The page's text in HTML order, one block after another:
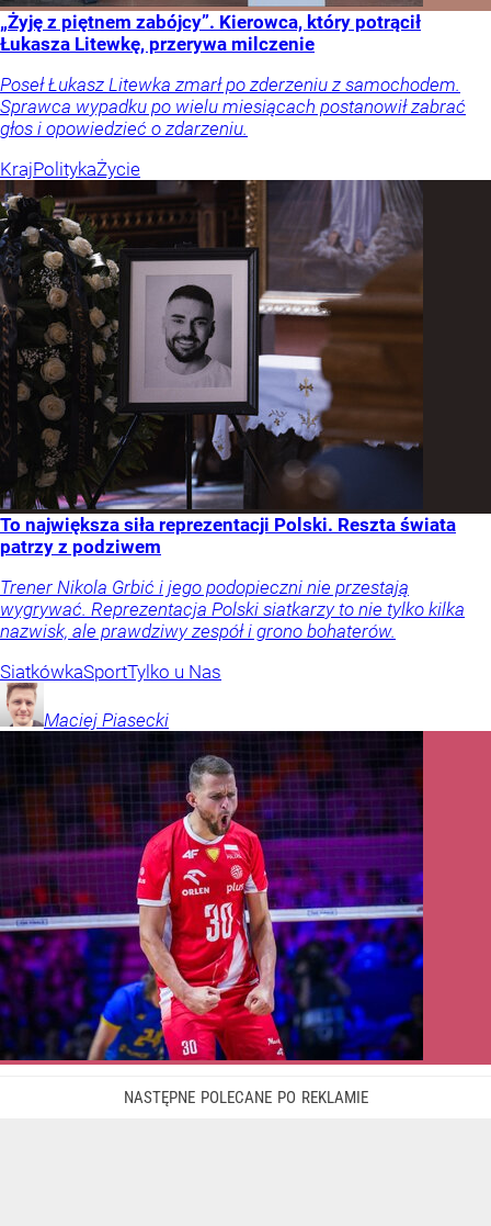
„Żyję z piętnem zabójcy”. Kierowca, który potrącił
Łukasza Litewkę, przerywa milczenie
Poseł Łukasz Litewka zmarł po zderzeniu z samochodem.
Sprawca wypadku po wielu miesiącach postanowił zabrać
głos i opowiedzieć o zdarzeniu.
KrajPolitykaŻycie
To największa siła reprezentacji Polski. Reszta świata
patrzy z podziwem
Trener Nikola Grbić i jego podopieczni nie przestają
wygrywać. Reprezentacja Polski siatkarzy to nie tylko kilka
nazwisk, ale prawdziwy zespół i grono bohaterów.
SiatkówkaSportTylko u Nas
Maciej Piasecki